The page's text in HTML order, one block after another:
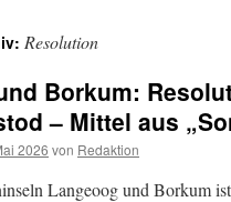
Resolution
Borkum:
– Mittel aus
2026 von Redaktion
Langeoog und Borkum